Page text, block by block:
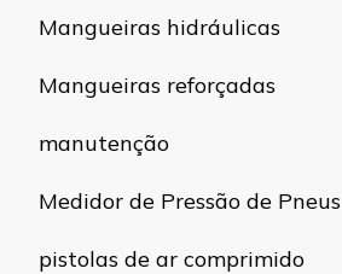
Mangueiras hidráulicas
Mangueiras reforçadas
manutenção
Medidor de Pressão de Pneus
pistolas de ar comprimido